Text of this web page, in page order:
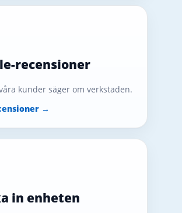
recensioner
kunder säger om verkstaden.
→
in enheten